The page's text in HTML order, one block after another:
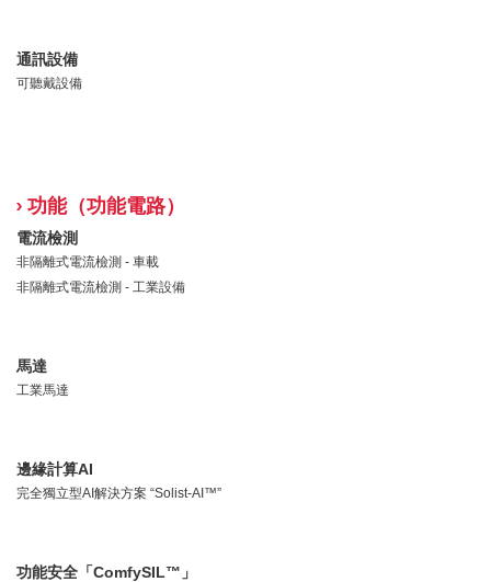
通訊設備
可聽戴設備
功能（功能電路）
電流檢測
非隔離式電流檢測 - 車載
非隔離式電流檢測 - 工業設備
馬達
工業馬達
邊緣計算AI
完全獨立型AI解決方案 “Solist-AI™”
功能安全「ComfySIL™」